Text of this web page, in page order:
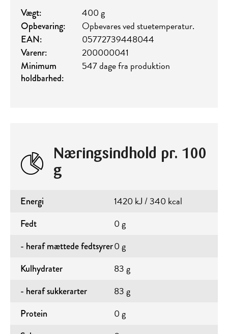
Næringsindhold pr. 100
g
Energi 1420 kJ / 340 kcal
Fedt 0 g
- heraf mættede fedtsyrer0 g
Kulhydrater 83 g
- heraf sukkerarter 83 g
Protein 0 g
Vægt: 400 g
Opbevaring: Opbevares ved stuetemperatur.
EAN: 05772739448044
Varenr: 200000041
Minimum
holdbarhed:
547 dage fra produktion